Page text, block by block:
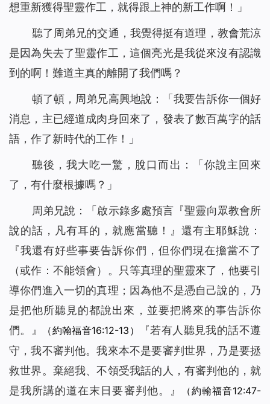
我們應該怎樣對待執政掌權的？（有聲讀物）
46 聖經的預言，我終於知道該怎麼對待了（有聲讀物）
47 當計劃趕不上變化時，你該怎麼辦（有聲讀物）
讀物）
49 撒瑪利亞婦人的聰明之處（有聲讀物）
50 防備法利賽人和撒都該人的酵(有聲讀物)
埃提阿伯太監接受福音給我們的啟示（有聲讀物）
我對「迦南婦人的信心」有了新的認識（有聲讀物）
為什麼只有彼得認出了主耶穌是基督？（有聲讀物）
55 主耶穌為什麼稱許彼得的信呢（有聲讀物）
想重新獲得聖靈作工，就得跟上神的新工作啊！」
聽了周弟兄的交通，我覺得挺有道理，教會荒涼
是因為失去了聖靈作工，這個亮光是我從來沒有認識
到的啊！難道主真的離開了我們嗎？
頓了頓，周弟兄高興地說：「我要告訴你一個好
消息，主已經道成肉身回來了，發表了數百萬字的話
語，作了新時代的工作！」
聽後，我大吃一驚，脫口而出：「你說主回來
了，有什麼根據嗎？」
周弟兄說：「啟示錄多處預言『聖靈向眾教會所
說的話，凡有耳的，就應當聽！
』還有主耶穌說：
『我還有好些事要告訴你們，但你們現在擔當不了
（或作：不能領會）
。只等真理的聖靈來了，他要引
導你們進入一切的真理；因為他不是憑自己說的，乃
是把他所聽見的都說出來，並要把將來的事告訴你
們。
』 （約翰福音16:12-13） 『若有人聽見我的話不遵
守，我不審判他。我來本不是要審判世界，乃是要拯
救世界。棄絕我、不領受我話的人，有審判他的，就
是我所講的道在末日要審判他。
』
（約翰福音12:47-